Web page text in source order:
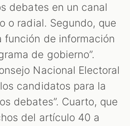
debates en un canal
o radial. Segundo, que
función de información
de gobierno”.
Nacional Electoral
candidatos para la
debates”. Cuarto, que
del artículo 40 a